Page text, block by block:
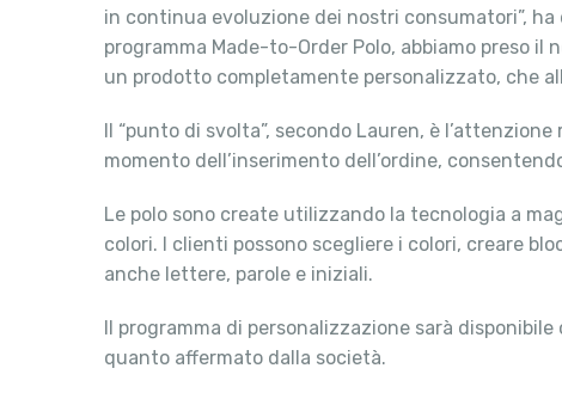
in continua evoluzione dei nostri consumatori”,
programma Made-to-Order Polo, abbiamo preso
un prodotto completamente personalizzato, che
Il “punto di svolta”, secondo Lauren, è
momento dell’inserimento dell’ordine,
Le polo sono create utilizzando la tecnologia a
colori. I clienti possono scegliere i colori, creare
anche lettere, parole e iniziali.
Il programma di personalizzazione sarà
quanto affermato dalla società.